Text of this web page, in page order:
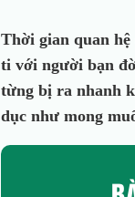
Thời gian quan
ti với người bạn
từng bị ra nhanh
dục như mong